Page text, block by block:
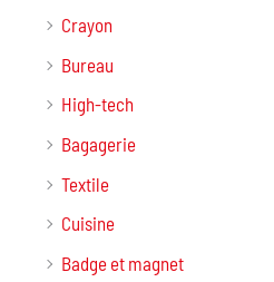
Crayon
Bureau
High-tech
Bagagerie
Textile
Cuisine
Badge et magnet